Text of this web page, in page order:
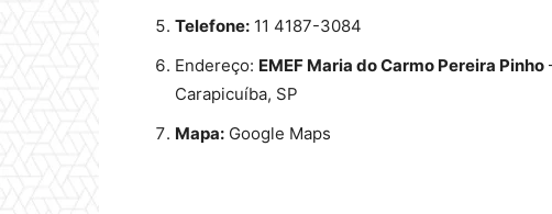
Telefone: 11 4187-3084
Endereço: EMEF Maria do Carmo Pereira Pinho
Carapicuíba, SP
Mapa: Google Maps